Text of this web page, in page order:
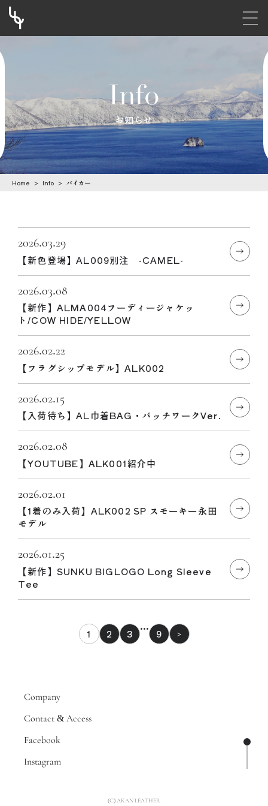
k
o
c
o
メ
Info
お知らせ
Home > Info > バイカー
2026.03.29
【新色登場】AL009別注 -CAMEL-
2026.03.08
【新作】ALMA004フーディージャケッ
ト/COW HIDE/YELLOW
2026.02.22
【フラグシップモデル】ALK002
2026.02.15
【入荷待ち】AL巾着BAG・パッチワークVer.
2026.02.08
【YOUTUBE】ALK001紹介中
2026.02.01
【1着のみ入荷】ALK002 SP スモーキー永田
モデル
2026.01.25
【新作】SUNKU BIGLOGO Long Sleeve
Tee
1 2 3 … 9 >
ペー
Company
Contact & Access
Facebook
Instagram
(C) AKAN LEATHER